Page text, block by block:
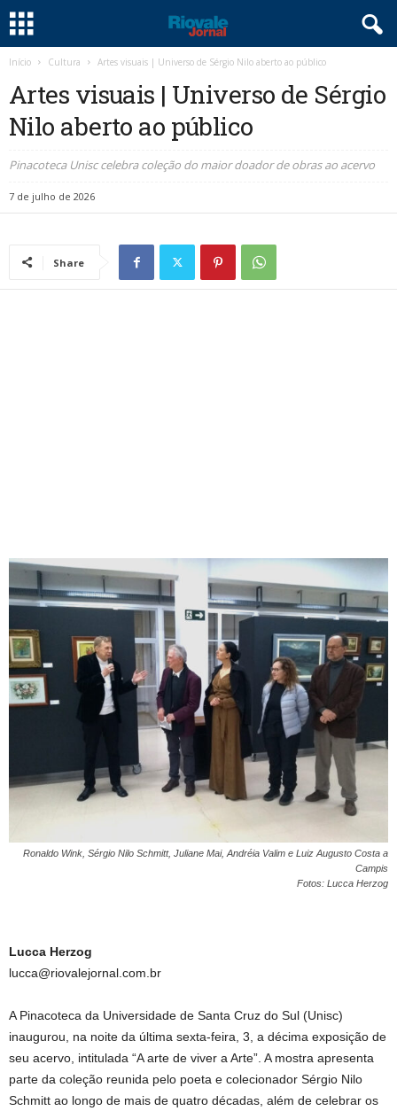
Início Cultura Artes visuais | Universo de Sérgio Nilo aberto ao público
Artes visuais | Universo de Sérgio
Nilo aberto ao público
Pinacoteca Unisc celebra coleção do maior doador de obras ao acervo
7 de julho de 2026
Share
Ronaldo Wink, Sérgio Nilo Schmitt, Juliane Mai, Andréia Valim e Luiz Augusto Costa a
Campis
Fotos: Lucca Herzog
Lucca Herzog
lucca@riovalejornal.com.br
A Pinacoteca da Universidade de Santa Cruz do Sul (Unisc)
inaugurou, na noite da última sexta-feira, 3, a décima exposição de
seu acervo, intitulada “A arte de viver a Arte”. A mostra apresenta
parte da coleção reunida pelo poeta e colecionador Sérgio Nilo
Schmitt ao longo de mais de quatro décadas, além de celebrar os